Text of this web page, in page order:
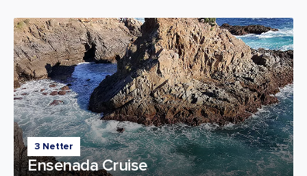
3 Netter
Ensenada Cruise